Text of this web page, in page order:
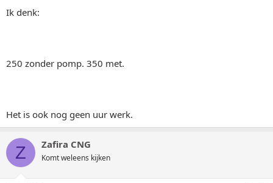
Ik denk:
250 zonder pomp. 350 met.
Het is ook nog geen uur werk.
Z Zafira CNG
Komt weleens kijken